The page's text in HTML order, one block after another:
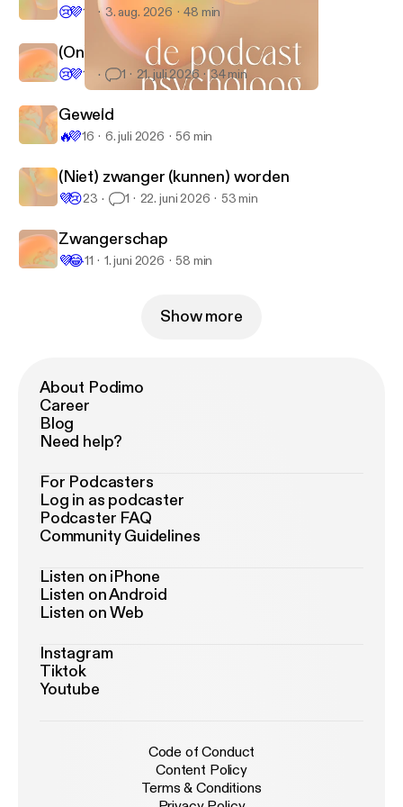
p%2Fpsychologie-voor-het-echte-leven%2F93000
00247482353%2F&name=Psychologie%20voor%
20het%20echte%20leven] Insta:
@depodcastpsycholoog [https://www.instagram.co
------------ Hosted on Acast. See acast.com/privacy
[https://acast.com/privacy] for more information.
De Podcast Psycholoog
😢💜17 3. aug. 2026 48 min
(On)toerekeningsvatbaarheid
😢💜1K 1 21. juli 2026 34 min
Geweld
🔥💜16 6. juli 2026 56 min
(Niet) zwanger (kunnen) worden
💜😢23 1 22. juni 2026 53 min
Zwangerschap
💜😂11 1. juni 2026 58 min
Show more
About Podimo
Career
Blog
Need help?
For Podcasters
Log in as podcaster
Podcaster FAQ
Community Guidelines
Listen on iPhone
Listen on Android
Listen on Web
Instagram
Tiktok
Youtube
Code of Conduct
Content Policy
Terms & Conditions